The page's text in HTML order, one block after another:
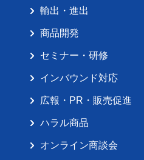
輸出・進出
商品開発
セミナー・研修
インバウンド対応
広報・PR・販売促進
ハラル商品
オンライン商談会